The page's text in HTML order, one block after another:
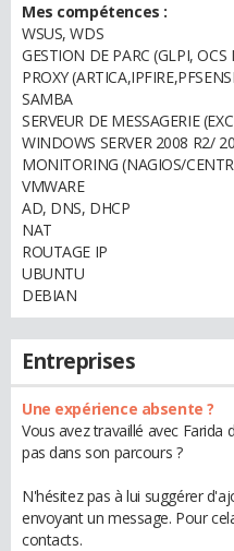
Mes compétences :
WSUS, WDS
GESTION DE PARC (GLPI, OCS
PROXY
SAMBA
SERVEUR DE MESSAGERIE
WINDOWS SERVER 2008 R2/
MONITORING (NAGIOS/
VMWARE
AD, DNS, DHCP
NAT
ROUTAGE IP
UBUNTU
DEBIAN
Entreprises
Une expérience absente ?
Vous avez travaillé avec Farida
pas dans son parcours ?
N'hésitez pas à lui suggérer
envoyant un message. Pour
contacts.